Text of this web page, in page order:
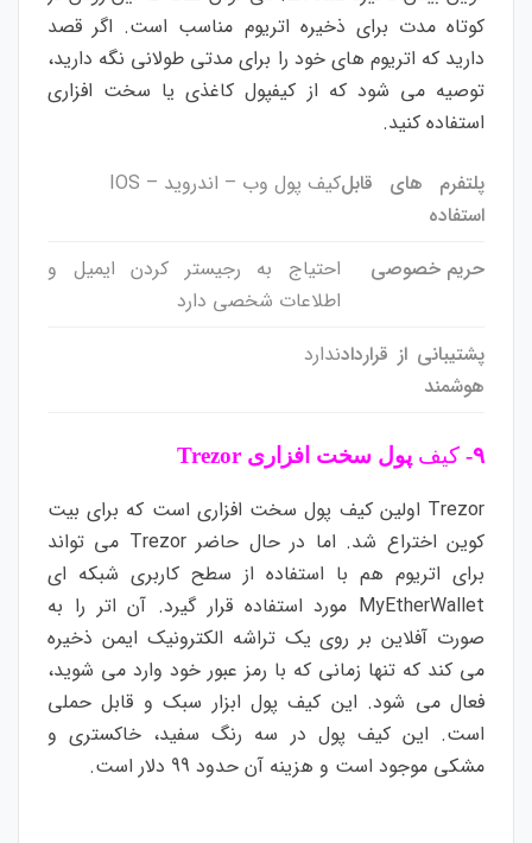
کوتاه مدت برای ذخیره اتریوم مناسب است. اگر قصد
دارید که اتریوم های خود را برای مدتی طولانی نگه دارید،
توصیه می شود که از کیفپول کاغذی یا سخت افزاری
استفاده کنید.
پلتفرم های قابل
استفاده
کیف پول وب – اندروید – IOS
حریم خصوصی
احتیاج به رجیستر کردن ایمیل و
اطلاعات شخصی دارد
پشتیبانی از قرارداد
هوشمند
ندارد
۹- کیف پول سخت افزاری Trezor
Trezor اولین کیف پول سخت افزاری است که برای بیت
کوین اختراع شد. اما در حال حاضر Trezor می تواند
برای اتریوم هم با استفاده از سطح کاربری شبکه ای
MyEtherWallet مورد استفاده قرار گیرد. آن اتر را به
صورت آفلاین بر روی یک تراشه الکترونیک ایمن ذخیره
می کند که تنها زمانی که با رمز عبور خود وارد می شوید،
فعال می شود. این کیف پول ابزار سبک و قابل حملی
است. این کیف پول در سه رنگ سفید، خاکستری و
مشکی موجود است و هزینه آن حدود 99 دلار است.